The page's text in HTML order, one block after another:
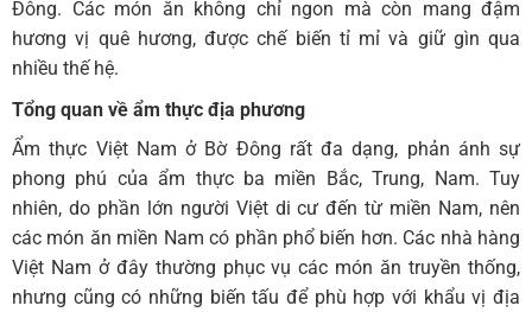
Đông. Các món ăn không chỉ ngon mà còn mang đậm
hương vị quê hương, được chế biến tỉ mỉ và giữ gìn qua
nhiều thế hệ.
Tổng quan về ẩm thực địa phương
Ẩm thực Việt Nam ở Bờ Đông rất đa dạng, phản ánh sự
phong phú của ẩm thực ba miền Bắc, Trung, Nam. Tuy
nhiên, do phần lớn người Việt di cư đến từ miền Nam, nên
các món ăn miền Nam có phần phổ biến hơn. Các nhà hàng
Việt Nam ở đây thường phục vụ các món ăn truyền thống,
nhưng cũng có những biến tấu để phù hợp với khẩu vị địa